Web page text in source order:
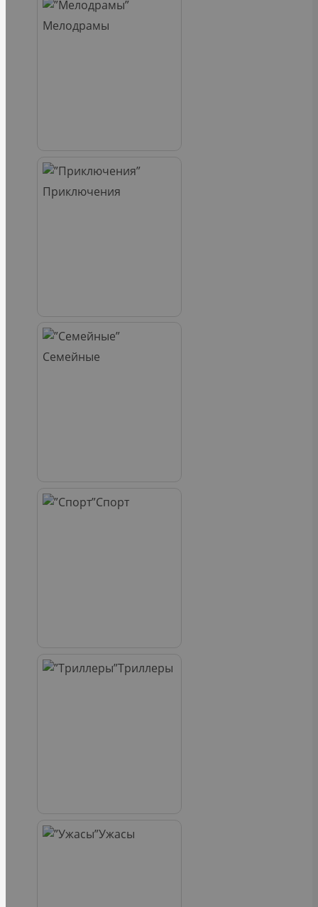
Мелодрамы
Приключения
Семейные
Спорт
Триллеры
Ужасы